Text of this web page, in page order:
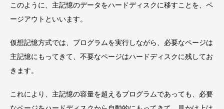
このように、主記憶のデータをハードディスクに移すことを、ペ
ージアウトといいます。
仮想記憶方式では、プログラムを実行しながら、必要なページは
主記憶にもってきて、不要なページはハードディスクに残してお
きます。
これにより、主記憶の容量を超えるプログラムであっても、必要